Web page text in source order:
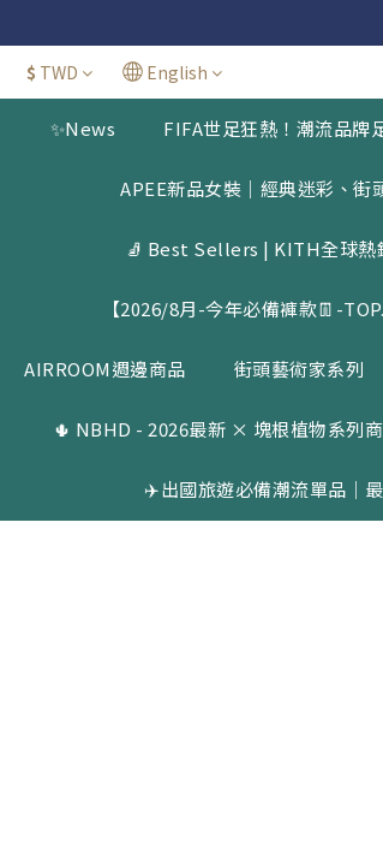
$ TWD English
✨News FIFA世足狂熱！潮流品牌
APEE新品女裝｜經典迷彩、街
🧦 Best Sellers | KITH全球熱
【2026/8月-今年必備褲款👖-
AIRROOM週邊商品 街頭藝術家系列
🌵 NBHD - 2026最新 × 塊根植物系列
✈️出國旅遊必備潮流單品｜